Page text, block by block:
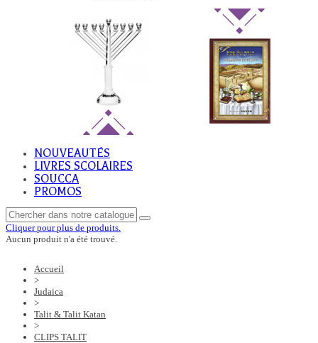
NOUVEAUTÉS
LIVRES SCOLAIRES
SOUCCA
PROMOS
Cliquer pour plus de produits.
Aucun produit n'a été trouvé.
Accueil
>
Judaica
>
Talit & Talit Katan
>
CLIPS TALIT